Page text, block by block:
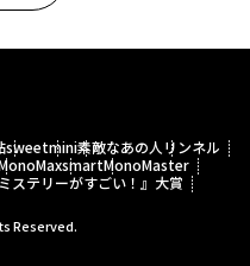
sweetmini素敵なあの人 リンネル
smartMonoMaster
ミステリーがすごい！』大賞
Reserved.